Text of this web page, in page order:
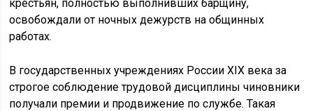
крестьян, полностью выполнивших барщину,
освобождали от ночных дежурств на общинных
работах.
В государственных учреждениях России XIX века за
строгое соблюдение трудовой дисциплины чиновники
получали премии и продвижение по службе. Такая